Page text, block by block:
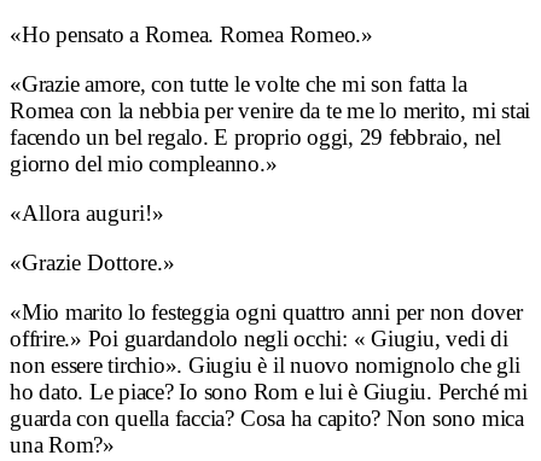
«Ho pensato a Romea. Romea Romeo.»
«Grazie amore, con tutte le volte che mi son fatta la
Romea con la nebbia per venire da te me lo merito, mi stai
facendo un bel regalo. E proprio oggi, 29 febbraio, nel
giorno del mio compleanno.»
«Allora auguri!»
«Grazie Dottore.»
«Mio marito lo festeggia ogni quattro anni per non dover
offrire.» Poi guardandolo negli occhi: « Giugiu, vedi di
non essere tirchio». Giugiu è il nuovo nomignolo che gli
ho dato. Le piace? Io sono Rom e lui è Giugiu. Perché mi
guarda con quella faccia? Cosa ha capito? Non sono mica
una Rom?»